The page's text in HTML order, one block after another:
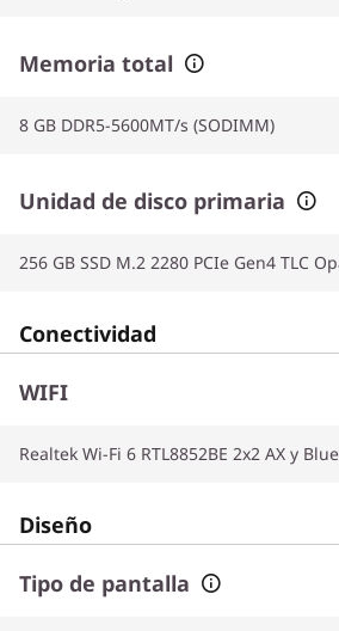
Memoria total
8 GB DDR5-5600MT/s (SODIMM)
Unidad de disco primaria
256 GB SSD M.2 2280 PCIe Gen4 TLC
Conectividad
WIFI
Realtek Wi-Fi 6 RTL8852BE 2x2 AX y
Diseño
Tipo de pantalla